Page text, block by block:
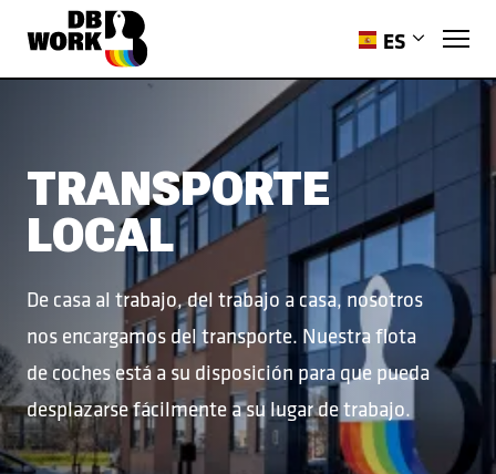
ES
EN
PL
HR
PT-PT
UK
TRANSPORTE
LOCAL
De casa al trabajo, del trabajo a casa, nosotros
nos encargamos del transporte. Nuestra flota
de coches está a su disposición para que pueda
desplazarse fácilmente a su lugar de trabajo.